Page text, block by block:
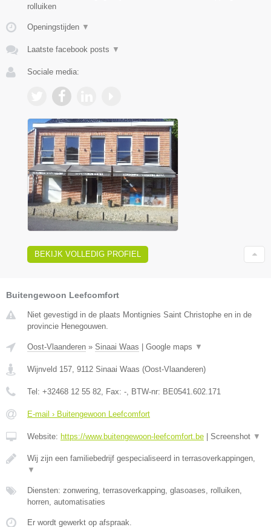
rolluiken
Openingstijden ▼
Laatste facebook posts ▼
Sociale media:
BEKIJK VOLLEDIG PROFIEL
Buitengewoon Leefcomfort
Niet gevestigd in de plaats Montignies Saint Christophe en in de
provincie Henegouwen.
Oost-Vlaanderen » Sinaai Waas Google maps ▼
Wijnveld 157, 9112 Sinaai Waas (Oost-Vlaanderen)
Tel: +32468 12 55 82, Fax: -, BTW-nr: BE0541.602.171
E-mail › Buitengewoon Leefcomfort
Website: https://www.buitengewoon-leefcomfort.be Screenshot ▼
Wij zijn een familiebedrijf gespecialiseerd in terrasoverkappingen,
▼
Diensten: zonwering, terrasoverkapping, glasoases, rolluiken,
horren, automatisaties
Er wordt gewerkt op afspraak.